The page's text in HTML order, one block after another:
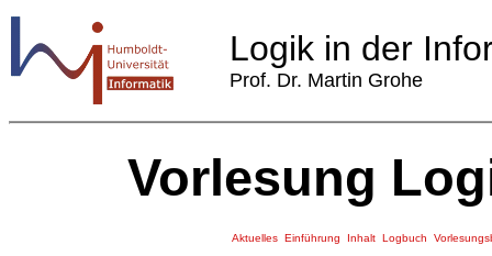
Logik in der
Prof. Dr. Martin Grohe
Vorlesung
Aktuelles Einführung Inhalt Logbuch